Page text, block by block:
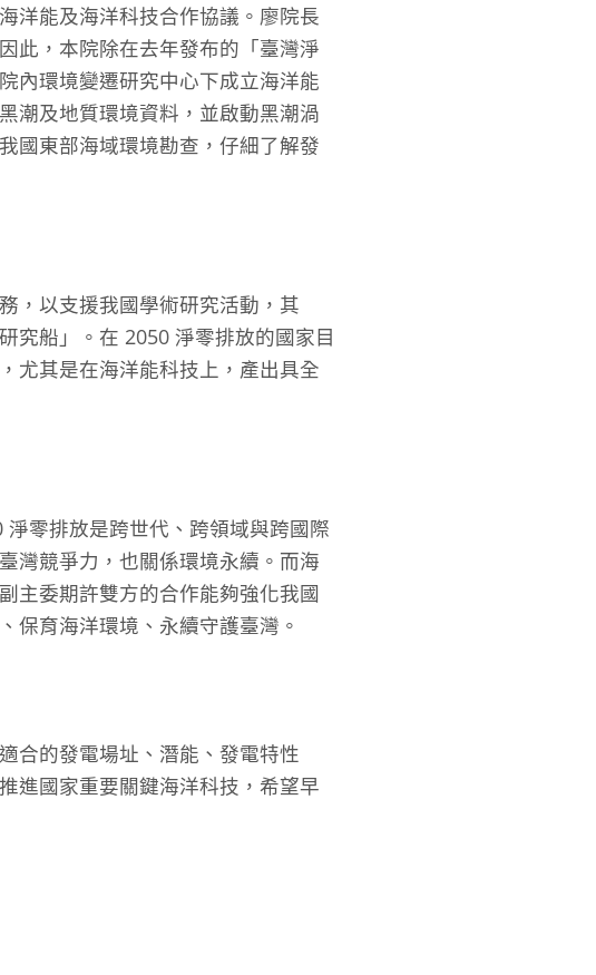
洋能及海洋科技合作協議。廖院長
此，本院除在去年發布的「臺灣淨
內環境變遷研究中心下成立海洋能
潮及地質環境資料，並啟動黑潮渦
國東部海域環境勘查，仔細了解發
，以支援我國學術研究活動，其
究船」。在 2050 淨零排放的國家目
尤其是在海洋能科技上，產出具全
零排放是跨世代、跨領域與跨國際
灣競爭力，也關係環境永續。而海
主委期許雙方的合作能夠強化我國
保育海洋環境、永續守護臺灣。
合的發電場址、潛能、發電特性
進國家重要關鍵海洋科技，希望早